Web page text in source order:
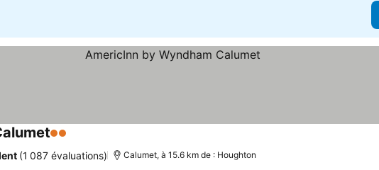
2 Étoiles
(1 087 évaluations) Calumet, à 15.6 km de : Houghton